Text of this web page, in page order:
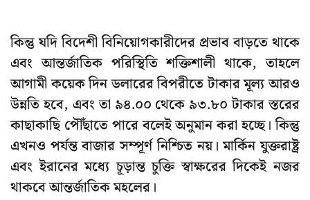
কিন্তু যদি বিদেশী বিনিয়োগকারীদের প্রভাব বাড়তে থাকে
এবং আন্তর্জাতিক পরিস্থিতি শক্তিশালী থাকে, তাহলে
আগামী কয়েক দিন ডলারের বিপরীতে টাকার মূল্য আরও
উন্নতি হবে, এবং তা ৯৪.০০ থেকে ৯৩.৮০ টাকার স্তরের
কাছাকাছি পৌঁছাতে পারে বলেই অনুমান করা হচ্ছে। কিন্তু
এখনও পর্যন্ত বাজার সম্পূর্ণ নিশ্চিত নয়। মার্কিন যুক্তরাষ্ট্র
এবং ইরানের মধ্যে চূড়ান্ত চুক্তি স্বাক্ষরের দিকেই নজর
থাকবে আন্তর্জাতিক মহলের।